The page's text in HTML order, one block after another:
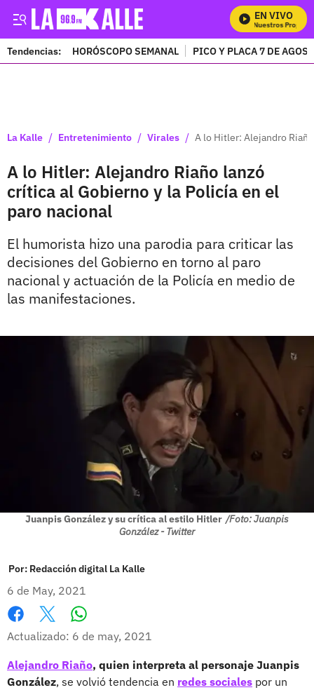
EN VIVO
Mira Todos Nuestros
Tendencias: HORÓSCOPO SEMANAL PICO Y PLACA 7 DE
La Kalle / Entretenimiento / Virales / A lo Hitler: Alejandro
A lo Hitler: Alejandro Riaño lanzó
crítica al Gobierno y la Policía en el
paro nacional
El humorista hizo una parodia para criticar las
decisiones del Gobierno en torno al paro
nacional y actuación de la Policía en medio de
las manifestaciones.
Juanpis González y su crítica al estilo Hitler /Foto: Juanpis
González - Twitter
Por: Redacción digital La Kalle
6 de May, 2021
Facebook
X
Actualizado: 6 de may, 2021
Alejandro Riaño, quien interpreta al personaje Juanpis
González, se volvió tendencia en redes sociales por un